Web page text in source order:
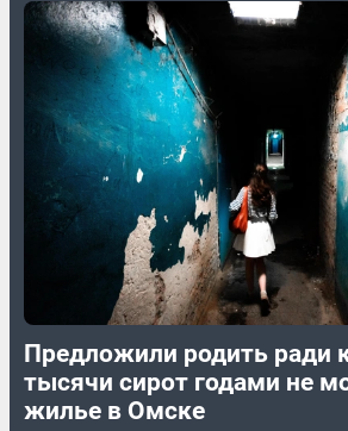
Предложили родить ради
тысячи сирот годами не
жилье в Омске